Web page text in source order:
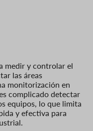
medir y controlar el
las áreas
monitorización en
complicado detectar
equipos, lo que limita
y efectiva para